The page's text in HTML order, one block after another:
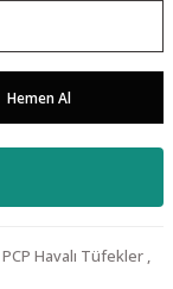
Hemen Al
PCP Havalı Tüfekler ,